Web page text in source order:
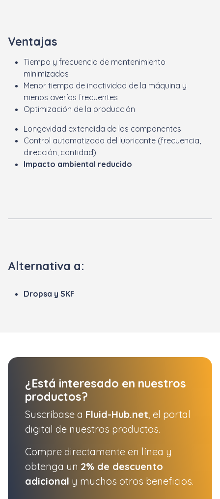
Ventajas
Tiempo y frecuencia de mantenimiento
minimizados
Menor tiempo de inactividad de la máquina y
menos averías frecuentes
Optimización de la producción
Longevidad extendida de los componentes
Control automatizado del lubricante (frecuencia,
dirección, cantidad)
Impacto ambiental reducido
Alternativa a:
Dropsa y SKF
¿Está interesado en nuestros
productos?
Suscríbase a Fluid-Hub.net , el portal
digital de nuestros productos.
Compre directamente en línea y
obtenga un 2% de descuento
adicional y muchos otros beneficios.